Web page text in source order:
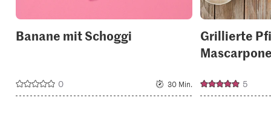
Banane mit Schoggi
0 30 Min.
Grillierte
5